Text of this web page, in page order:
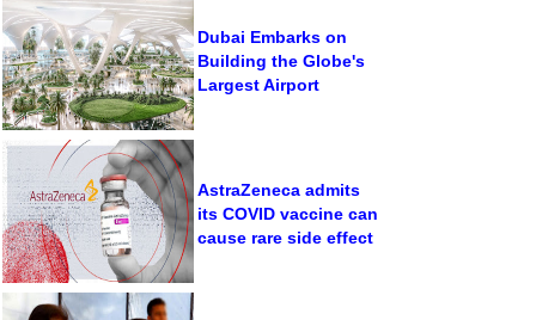
Dubai Embarks on
Building the Globe's
Largest Airport
AstraZeneca admits
its COVID vaccine can
cause rare side effect